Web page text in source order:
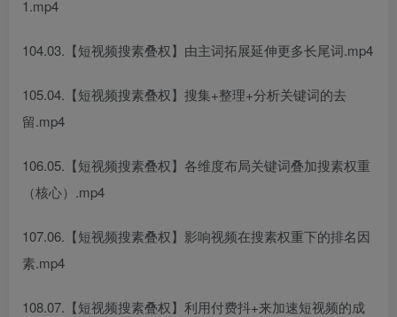
1.mp4
104.03.【短视频搜素叠权】由主词拓展延伸更多长尾词.mp4
105.04.【短视频搜素叠权】搜集+整理+分析关键词的去
留.mp4
106.05.【短视频搜素叠权】各维度布局关键词叠加搜素权重
（核心）.mp4
107.06.【短视频搜素叠权】影响视频在搜素权重下的排名因
素.mp4
108.07.【短视频搜素叠权】利用付费抖+来加速短视频的成